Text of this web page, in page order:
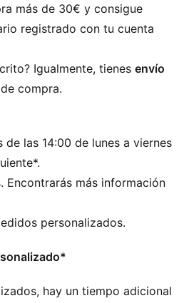
al menos un 50 % de
de punto de canalé
en el lateral
más de 30€ y consigue
registrado con tu cuenta
Igualmente, tienes envío
compra.
de las 14:00 de lunes a viernes
Encontrarás más información
personalizados.
hay un tiempo adicional